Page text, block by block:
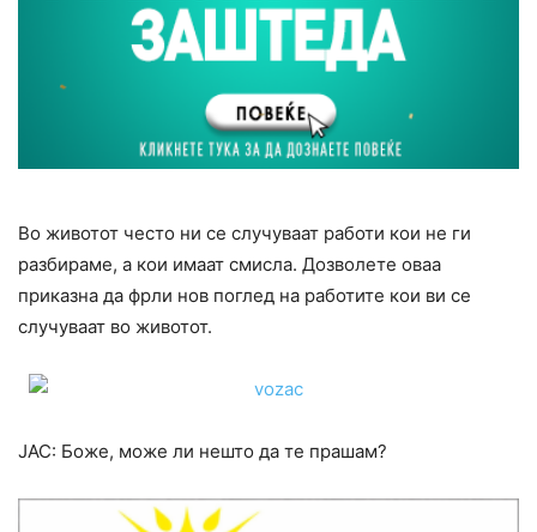
Во животот често ни се случуваат работи кои не ги
разбираме, а кои имаат смисла. Дозволете оваа
приказна да фрли нов поглед на работите кои ви се
случуваат во животот.
ЈАС: Боже, може ли нешто да те прашам?